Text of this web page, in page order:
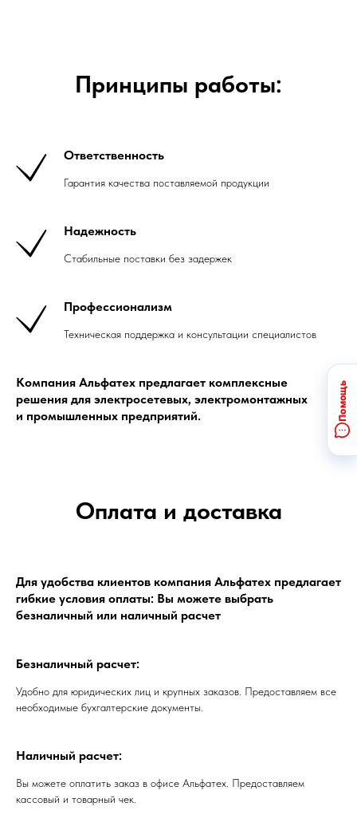
Принципы работы:
Ответственность
Гарантия качества поставляемой продукции
Надежность
Стабильные поставки без задержек
Профессионализм
Техническая поддержка и консультации специалистов
Компания Альфатех предлагает комплексные
решения для электросетевых, электромонтажных
и промышленных предприятий.
Оплата и доставка
Для удобства клиентов компания Альфатех предлагает
гибкие условия оплаты: Вы можете выбрать
безналичный или наличный расчет
Безналичный расчет:
Удобно для юридических лиц и крупных заказов. Предоставляем все
необходимые бухгалтерские документы.
Наличный расчет:
Вы можете оплатить заказ в офисе Альфатех. Предоставляем
кассовый и товарный чек.